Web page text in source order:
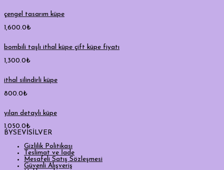
çengel tasarım küpe
1,600.0₺
bombili taşlı ithal küpe çift küpe fiyatı
1,300.0₺
ithal silindirli küpe
800.0₺
yılan detaylı küpe
1,050.0₺
BYSEVİSİLVER
Gizlilik Politikası
Teslimat ve İade
Mesafeli Satış Sözleşmesi
Güvenli Alışveriş